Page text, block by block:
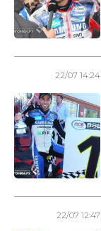
22/07 14:24
22/07 12:47